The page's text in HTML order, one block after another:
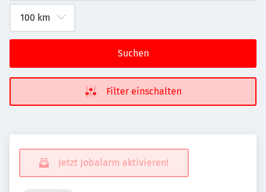
Suchen
Filter einschalten
Jetzt Jobalarm aktivieren!